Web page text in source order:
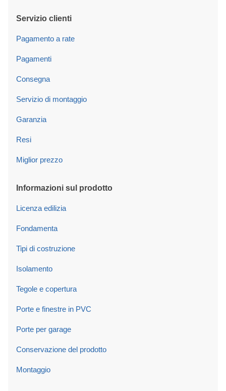
Servizio clienti
Pagamento a rate
Pagamenti
Consegna
Servizio di montaggio
Garanzia
Resi
Miglior prezzo
Informazioni sul prodotto
Licenza edilizia
Fondamenta
Tipi di costruzione
Isolamento
Tegole e copertura
Porte e finestre in PVC
Porte per garage
Conservazione del prodotto
Montaggio